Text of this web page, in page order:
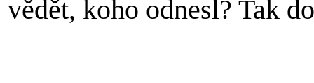
vědět, koho odnesl? Tak